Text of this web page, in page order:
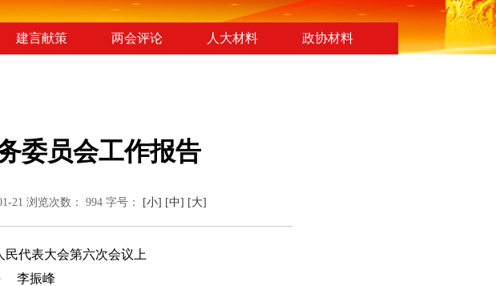
建言献策 两会评论 人大材料 政协材料
委员会工作报告
21 浏览次数： 994 字号： [小] [中] [大]
民代表大会第六次会议上
李振峰